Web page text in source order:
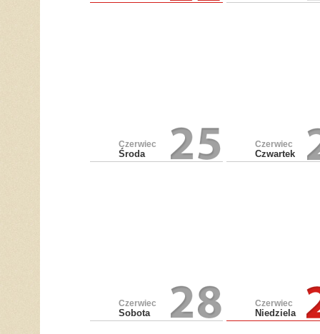
Czerwiec
Środa
Czerwiec
Czwartek
Czerwiec
Sobota
Czerwiec
Niedziela